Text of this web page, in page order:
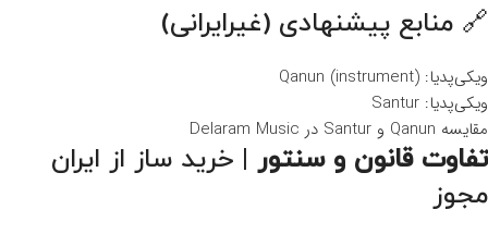
🔗 منابع پیشنهادی (غیرایرانی)
ویکی‌پدیا: Qanun (instrument)
ویکی‌پدیا: Santur
مقایسه Qanun و Santur در Delaram Music
تفاوت قانون و سنتور | خرید ساز از ایران
مجوز